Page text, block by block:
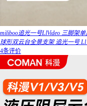
miliboo追光一号LlVideo 三脚架
球形双云台全景支架 追光一号
4条评价